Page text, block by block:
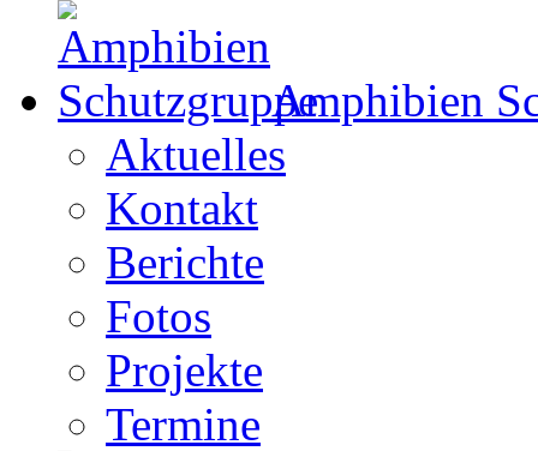
Amphibien
Aktuelles
Kontakt
Berichte
Fotos
Projekte
Termine